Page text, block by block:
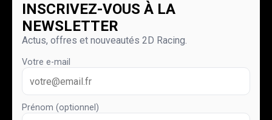
INSCRIVEZ-VOUS À LA
NEWSLETTER
Actus, offres et nouveautés 2D Racing.
Votre e-mail
Prénom (optionnel)